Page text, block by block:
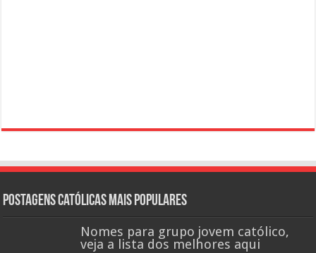
Postagens católicas mais Populares
Nomes para grupo jovem católico,
veja a lista dos melhores aqui